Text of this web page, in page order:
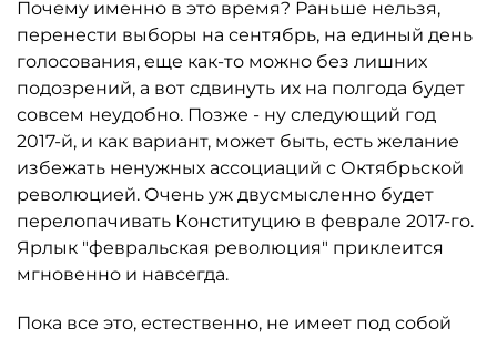
Почему именно в это время? Раньше нельзя,
перенести выборы на сентябрь, на единый день
голосования, еще как-то можно без лишних
подозрений, а вот сдвинуть их на полгода будет
совсем неудобно. Позже - ну следующий год
2017-й, и как вариант, может быть, есть желание
избежать ненужных ассоциаций с Октябрьской
революцией. Очень уж двусмысленно будет
перелопачивать Конституцию в феврале 2017-го.
Ярлык "февральская революция" приклеится
мгновенно и навсегда.
Пока все это, естественно, не имеет под собой